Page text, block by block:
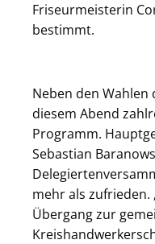
Friseurmeisterin
bestimmt.
Neben den Wahlen
diesem Abend
Programm.
Sebastian
mehr als zufrieden.
Übergang zur